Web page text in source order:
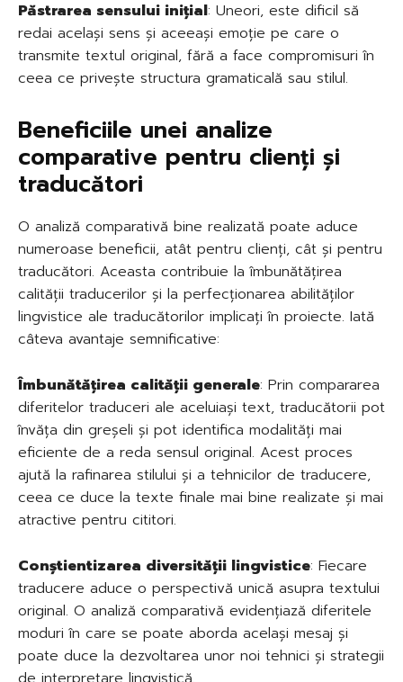
Păstrarea sensului inițial: Uneori, este dificil să
redai același sens și aceeași emoție pe care o
transmite textul original, fără a face compromisuri în
ceea ce privește structura gramaticală sau stilul.
Beneficiile unei analize
comparative pentru clienți și
traducători
O analiză comparativă bine realizată poate aduce
numeroase beneficii, atât pentru clienți, cât și pentru
traducători. Aceasta contribuie la îmbunătățirea
calității traducerilor și la perfecționarea abilităților
lingvistice ale traducătorilor implicați în proiecte. Iată
câteva avantaje semnificative:
Îmbunătățirea calității generale: Prin compararea
diferitelor traduceri ale aceluiași text, traducătorii pot
învăța din greșeli și pot identifica modalități mai
eficiente de a reda sensul original. Acest proces
ajută la rafinarea stilului și a tehnicilor de traducere,
ceea ce duce la texte finale mai bine realizate și mai
atractive pentru cititori.
Conștientizarea diversității lingvistice: Fiecare
traducere aduce o perspectivă unică asupra textului
original. O analiză comparativă evidențiază diferitele
moduri în care se poate aborda același mesaj și
poate duce la dezvoltarea unor noi tehnici și strategii